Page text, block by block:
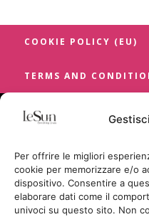
Per offrire le migliori
cookie per memorizzare e/o
dispositivo. Consentire a
elaborare dati come il
univoci su questo sito. Non
COOKIE POLICY (EU)
TERMS AND